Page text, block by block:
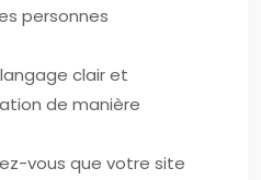
personnes
clair et
de manière
vous que votre site